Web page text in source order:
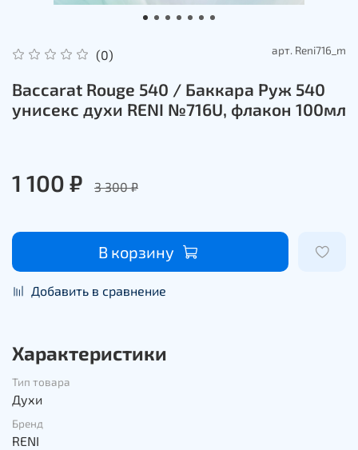
(0) арт. Reni716_m
Baccarat Rouge 540 / Баккара Руж 540
унисекс духи RENI №716U, флакон 100мл
1 100 ₽ 3 300 ₽
В корзину
Добавить в сравнение
Характеристики
Тип товара
Духи
Бренд
RENI